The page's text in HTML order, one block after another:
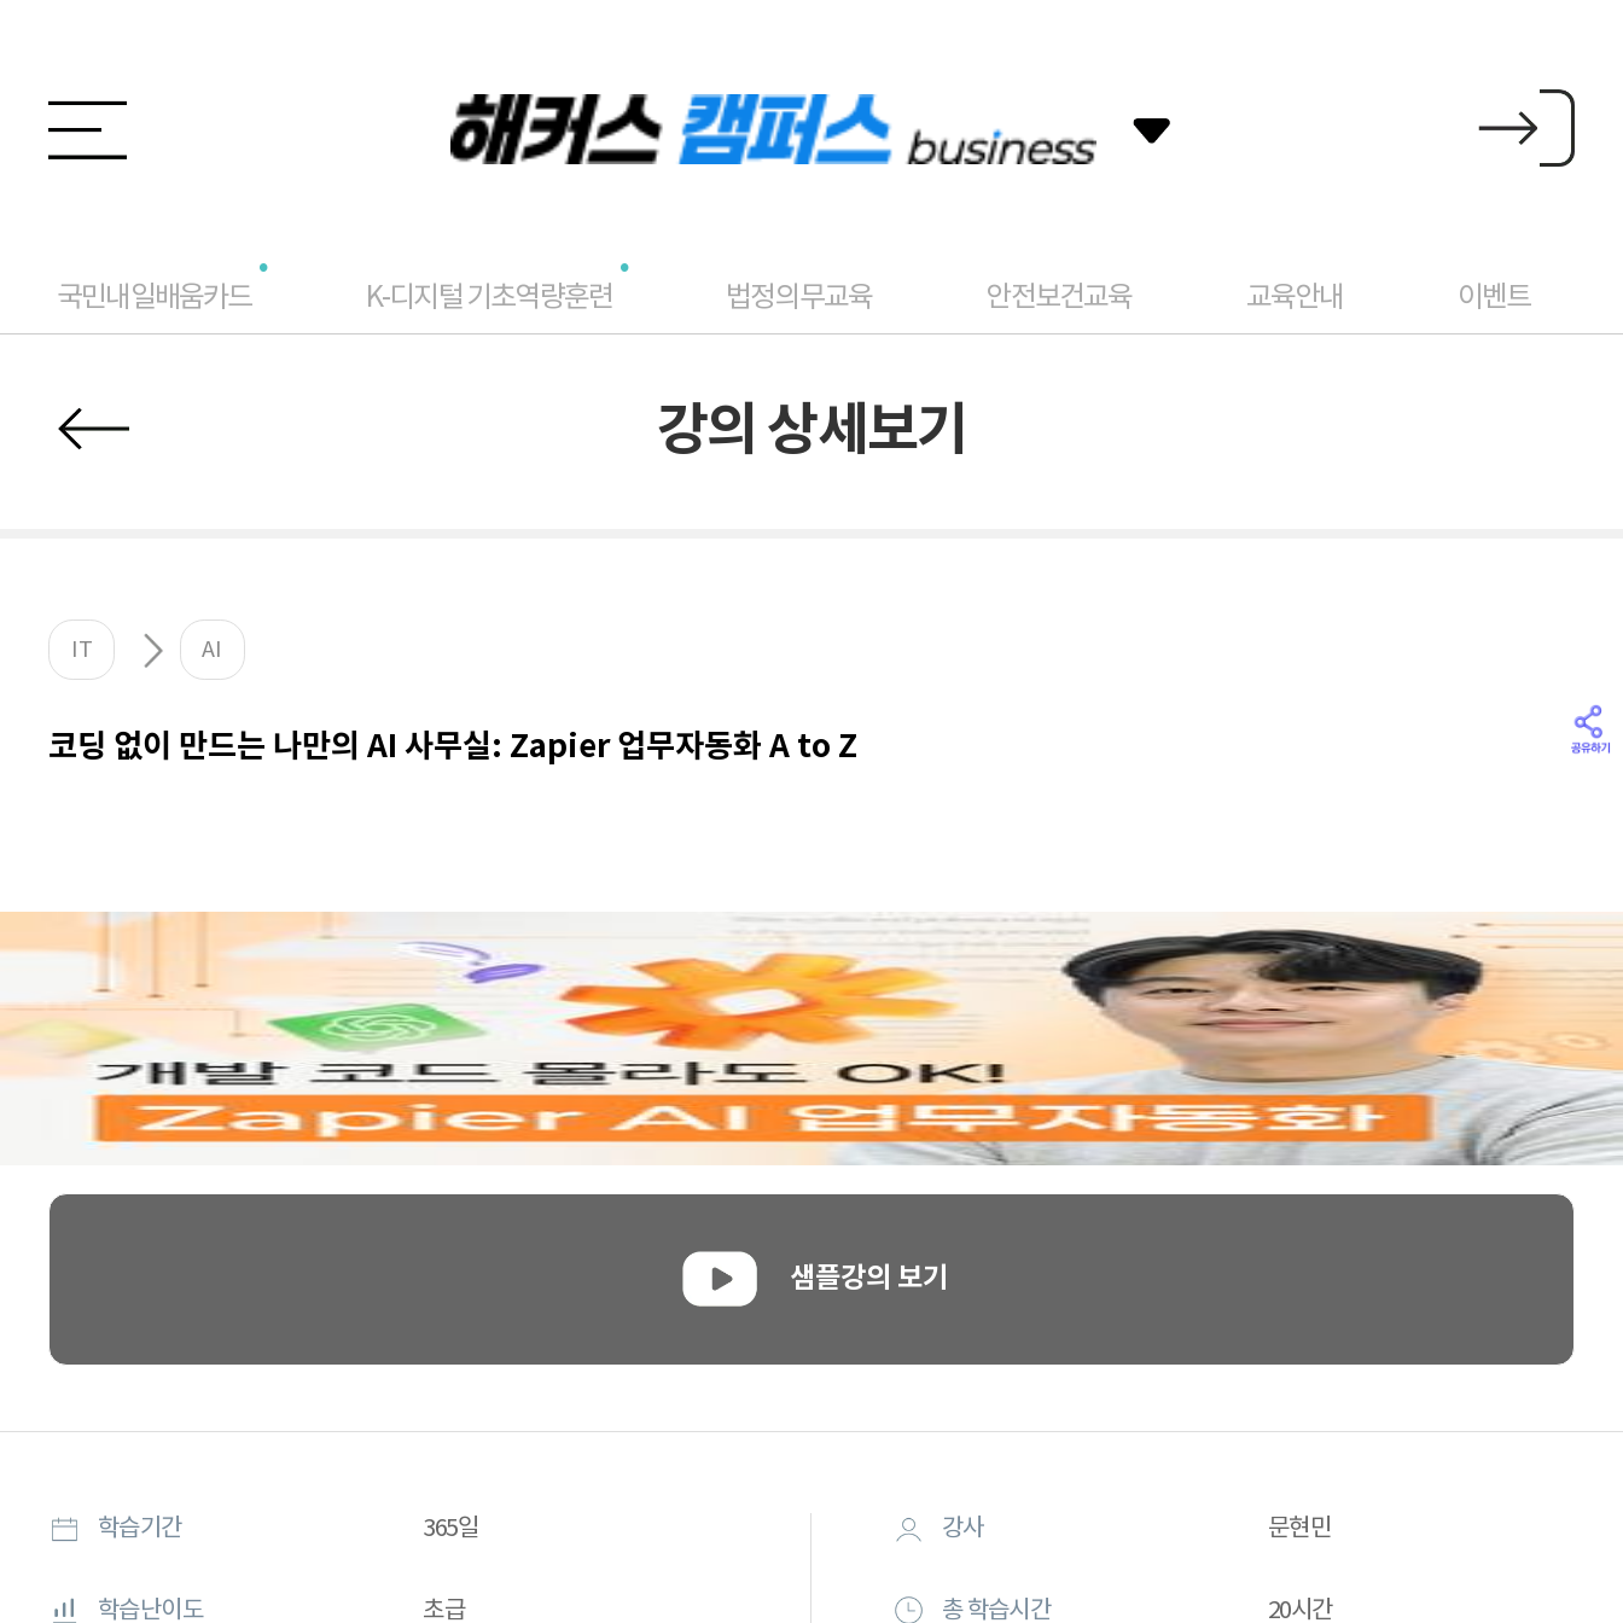
국민내일배움카드 K-디지털 기초역량훈련 법정의무교육 안전보건교육 교육안내 이벤트
강의 상세보기
IT AI
코딩 없이 만드는 나만의 AI 사무실: Zapier 업무자동화 A to Z
샘플강의 보기
학습기간 365일
학습난이도 초급
강사 문현민
총 학습시간 20시간